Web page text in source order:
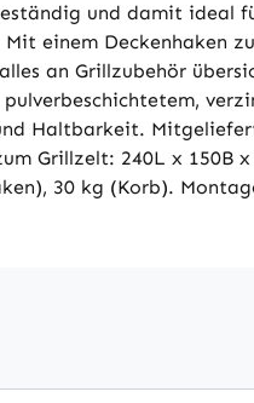
und damit ideal
einem Deckenhaken
an Grillzubehör
Haltbarkeit.
Grillzelt: 240L x 150B
30 kg (Korb).